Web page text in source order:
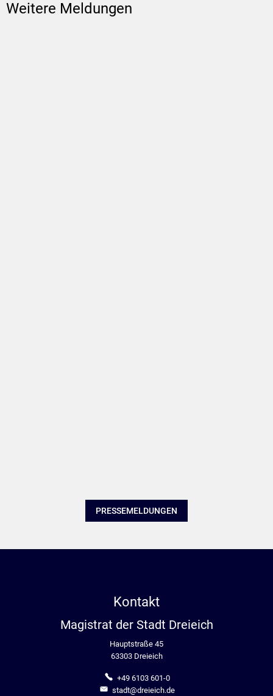
Weitere Meldungen
PRESSEMELDUNGEN
Kontakt
Magistrat der Stadt Dreieich
Hauptstraße 45
63303 Dreieich
+49 6103 601-0
stadt@dreieich.de